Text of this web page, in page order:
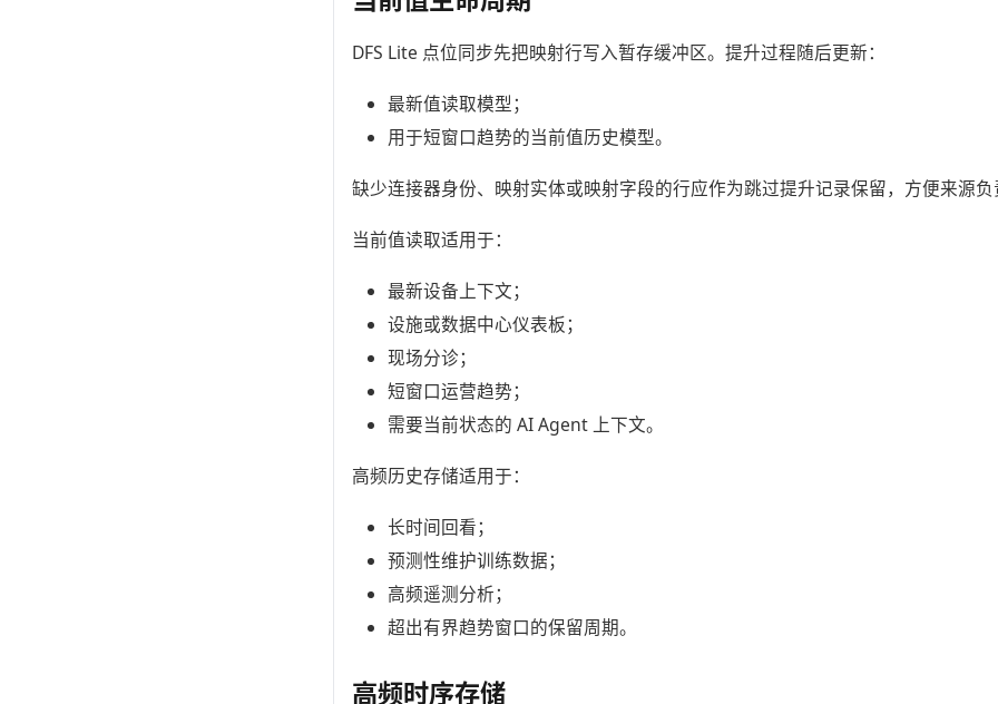
DFS Lite 点位同步先把映射行写入暂存缓冲区。提升过程随后更新：
最新值读取模型；
用于短窗口趋势的当前值历史模型。
缺少连接器身份、映射实体或映射字段的行应作为跳过提升记录保留，方便来源负
当前值读取适用于：
最新设备上下文；
设施或数据中心仪表板；
现场分诊；
短窗口运营趋势；
需要当前状态的 AI Agent 上下文。
高频历史存储适用于：
长时间回看；
预测性维护训练数据；
高频遥测分析；
超出有界趋势窗口的保留周期。
高频时序存储